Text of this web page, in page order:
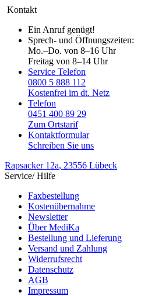
Kontakt
Ein Anruf genügt!
Sprech- und Öffnungszeiten:
Mo.–Do. von 8–16 Uhr
Freitag von 8–14 Uhr
Service Telefon
0800 5 888 112
Kostenfrei im dt. Netz
Telefon
0451 400 89 29
Zum Ortstarif
Kontaktformular
Schreiben Sie uns
Rapsacker 12a, 23556 Lübeck
Service/ Hilfe
Faxbestellung
Kostenübernahme
Newsletter
Über MediKa
Bestellung und Lieferung
Versand und Zahlung
Widerrufsrecht
Datenschutz
AGB
Impressum